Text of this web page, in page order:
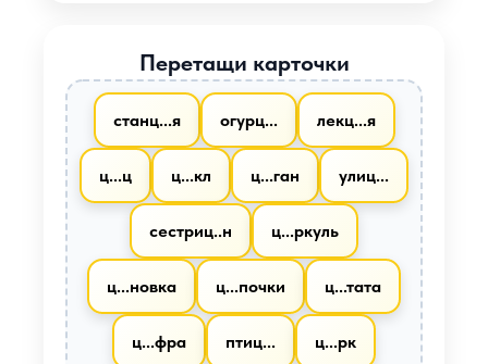
Перетащи карточки
станц...я огурц... лекц...я
ц...ц ц...кл ц...ган улиц...
сестриц..н ц...ркуль
ц...новка ц...почки ц...тата
ц...фра птиц... ц...рк